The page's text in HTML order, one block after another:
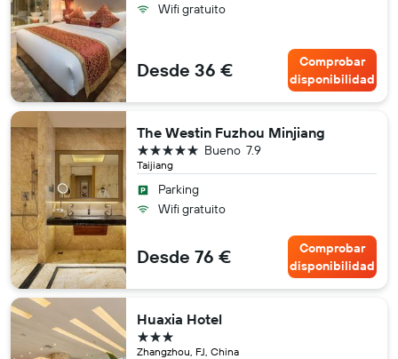
Wifi gratuito
Desde 36 €
Comprobar
disponibilidad
The Westin Fuzhou Minjiang
Taijiang
7.9
Bueno
5 estrellas
Parking
Wifi gratuito
Desde 76 €
Comprobar
disponibilidad
Huaxia Hotel
Zhangzhou, FJ, China
3 estrellas